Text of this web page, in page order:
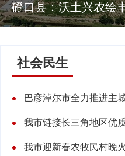
磴口县：沃土兴农绘
社会民生
我市链接长三角地区优
我市迎新春农牧民村晚